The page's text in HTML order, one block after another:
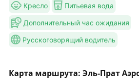
Кресло Питьевая вода
Дополнительный час ожидания
Русскоговорящий водитель
Карта маршрута: Эль-Прат